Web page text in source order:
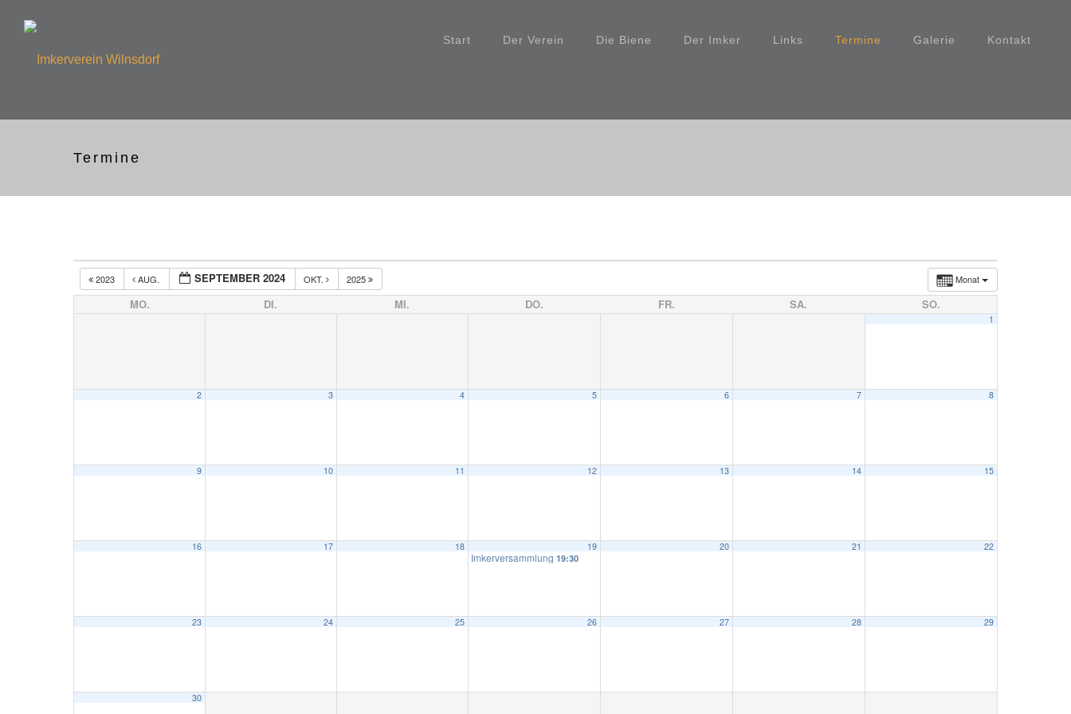
Start Der Verein Die Biene Der Imker Links Termine Galerie Kontakt
Termine
Monat
2023 AUG. SEPTEMBER 2024 OKT. 2025
MO. DI. MI. DO. FR. SA. SO.
1
2 3 4 5 6 7 8
9 10 11 12 13 14 15
16 17 18 19
Imkerversammlung 19:30
20 21 22
23 24 25 26 27 28 29
30